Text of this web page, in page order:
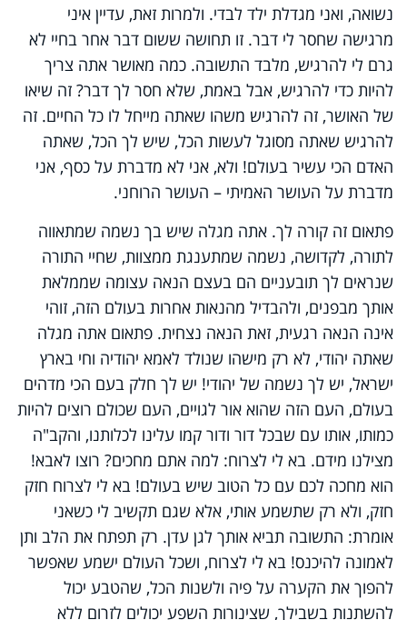
נשואה, ואני מגדלת ילד לבדי. ולמרות זאת, עדיין איני
מרגישה שחסר לי דבר. זו תחושה ששום דבר אחר בחיי לא
גרם לי להרגיש, מלבד התשובה. כמה מאושר אתה צריך
להיות כדי להרגיש, אבל באמת, שלא חסר לך דבר? זה שיאו
של האושר, זה להרגיש משהו שאתה מייחל לו כל החיים. זה
להרגיש שאתה מסוגל לעשות הכל, שיש לך הכל, שאתה
האדם הכי עשיר בעולם! ולא, אני לא מדברת על כסף, אני
מדברת על העושר האמיתי – העושר הרוחני.
פתאום זה קורה לך. אתה מגלה שיש בך נשמה שמתאווה
לתורה, לקדושה, נשמה שמתענגת ממצוות, שחיי התורה
שנראים לך תובעניים הם בעצם הנאה עצומה שממלאת
אותך מבפנים, ולהבדיל מהנאות אחרות בעולם הזה, זוהי
אינה הנאה רגעית, זאת הנאה נצחית. פתאום אתה מגלה
שאתה יהודי, לא רק מישהו שנולד לאמא יהודיה וחי בארץ
ישראל, יש לך נשמה של יהודי! יש לך חלק בעם הכי מדהים
בעולם, העם הזה שהוא אור לגויים, העם שכולם רוצים להיות
כמותו, אותו עם שבכל דור ודור קמו עלינו לכלותנו, והקב"ה
מצילנו מידם. בא לי לצרוח: למה אתם מחכים? רוצו לאבא!
הוא מחכה לכם עם כל הטוב שיש בעולם! בא לי לצרוח חזק
חזק, ולא רק שתשמע אותי, אלא שגם תקשיב לי כשאני
אומרת: התשובה תביא אותך לגן עדן. רק תפתח את הלב ותן
לאמונה להיכנס! בא לי לצרוח, ושכל העולם ישמע שאפשר
להפוך את הקערה על פיה ולשנות הכל, שהטבע יכול
להשתנות בשבילך, שצינורות השפע יכולים לזרום ללא